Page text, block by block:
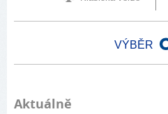
VÝBĚR
Aktuálně